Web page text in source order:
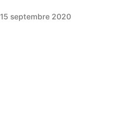
15 septembre 2020